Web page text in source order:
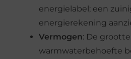
energielabel; een
energierekening
Vermogen: De
warmwaterbehoefte